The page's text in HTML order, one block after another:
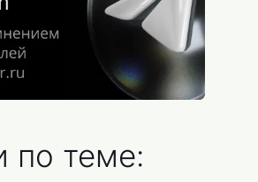
по теме: